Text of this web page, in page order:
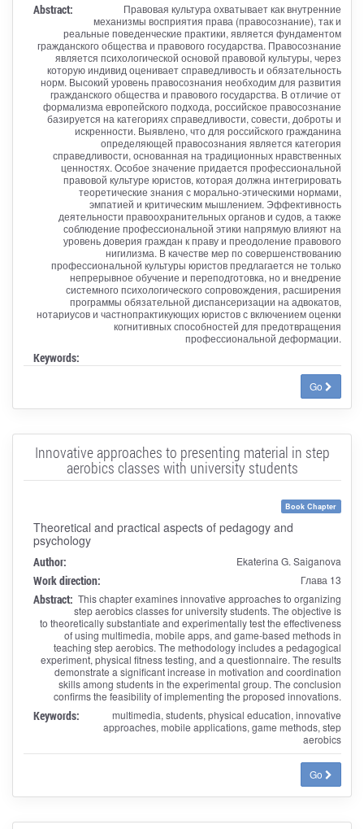
Abstract:
Правовая культура охватывает как внутренние
механизмы восприятия права (правосознание), так и
реальные поведенческие практики, является фундаментом
гражданского общества и правового государства. Правосознание
является психологической основой правовой культуры, через
которую индивид оценивает справедливость и обязательность
норм. Высокий уровень правосознания необходим для развития
гражданского общества и правового государства. В отличие от
формализма европейского подхода, российское правосознание
базируется на категориях справедливости, совести, доброты и
искренности. Выявлено, что для российского гражданина
определяющей правосознания является категория
справедливости, основанная на традиционных нравственных
ценностях. Особое значение придается профессиональной
правовой культуре юристов, которая должна интегрировать
теоретические знания с морально-этическими нормами,
эмпатией и критическим мышлением. Эффективность
деятельности правоохранительных органов и судов, а также
соблюдение профессиональной этики напрямую влияют на
уровень доверия граждан к праву и преодоление правового
нигилизма. В качестве мер по совершенствованию
профессиональной культуры юристов предлагается не только
непрерывное обучение и переподготовка, но и внедрение
системного психологического сопровождения, расширения
программы обязательной диспансеризации на адвокатов,
нотариусов и частнопрактикующих юристов с включением оценки
когнитивных способностей для предотвращения
профессиональной деформации.
Keywords:
Go
Innovative approaches to presenting material in step
aerobics classes with university students
Book Chapter
Theoretical and practical aspects of pedagogy and
psychology
Author: Ekaterina G. Saiganova
Work direction: Глава 13
Abstract: This chapter examines innovative approaches to organizing
step aerobics classes for university students. The objective is
to theoretically substantiate and experimentally test the effectiveness
of using multimedia, mobile apps, and game-based methods in
teaching step aerobics. The methodology includes a pedagogical
experiment, physical fitness testing, and a questionnaire. The results
demonstrate a significant increase in motivation and coordination
skills among students in the experimental group. The conclusion
confirms the feasibility of implementing the proposed innovations.
Keywords:
multimedia, students, physical education, innovative
approaches, mobile applications, game methods, step
aerobics
Go